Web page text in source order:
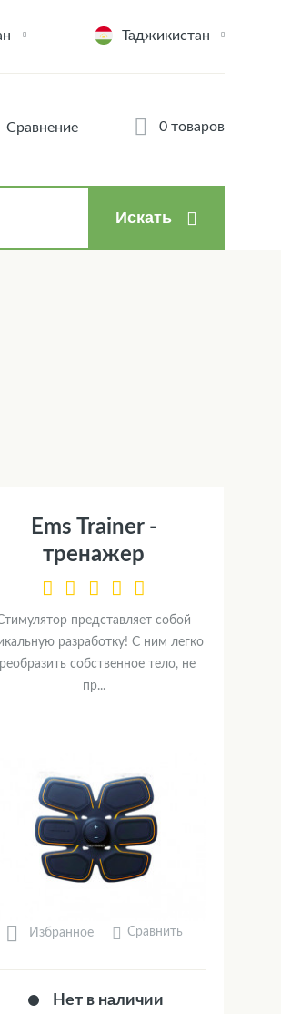
Таджикистан
Сравнение 0 товаров
Искать
Ems Trainer -
тренажер
представляет собой
разработку! С ним легко
собственное тело, не
пр...
Избранное Сравнить
Нет в наличии